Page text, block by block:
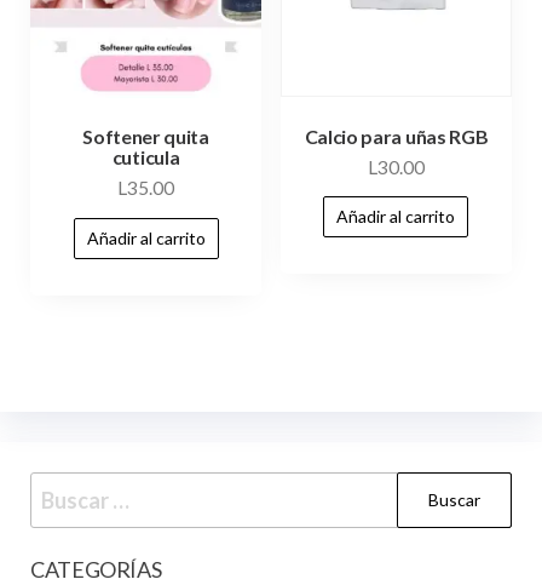
Softener quita
cuticula
L35.00
Añadir al carrito
Calcio para uñas RGB
L 30.00
Añadir al carrito
CATEGORÍAS